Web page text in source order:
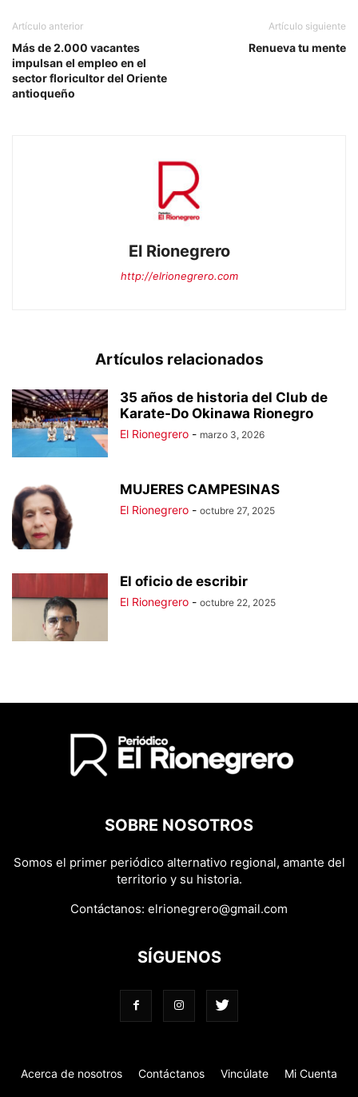
Artículo anterior
Más de 2.000 vacantes
impulsan el empleo en el
sector floricultor del Oriente
antioqueño
Artículo siguiente
Renueva tu mente
El Rionegrero
http://elrionegrero.com
Artículos relacionados
35 años de historia del Club de
Karate-Do Okinawa Rionegro
El Rionegrero - marzo 3, 2026
MUJERES CAMPESINAS
El Rionegrero - octubre 27, 2025
El oficio de escribir
El Rionegrero - octubre 22, 2025
SOBRE NOSOTROS
Somos el primer periódico alternativo regional, amante del
territorio y su historia.
Contáctanos: elrionegrero@gmail.com
SÍGUENOS
Acerca de nosotros Contáctanos Vincúlate Mi Cuenta